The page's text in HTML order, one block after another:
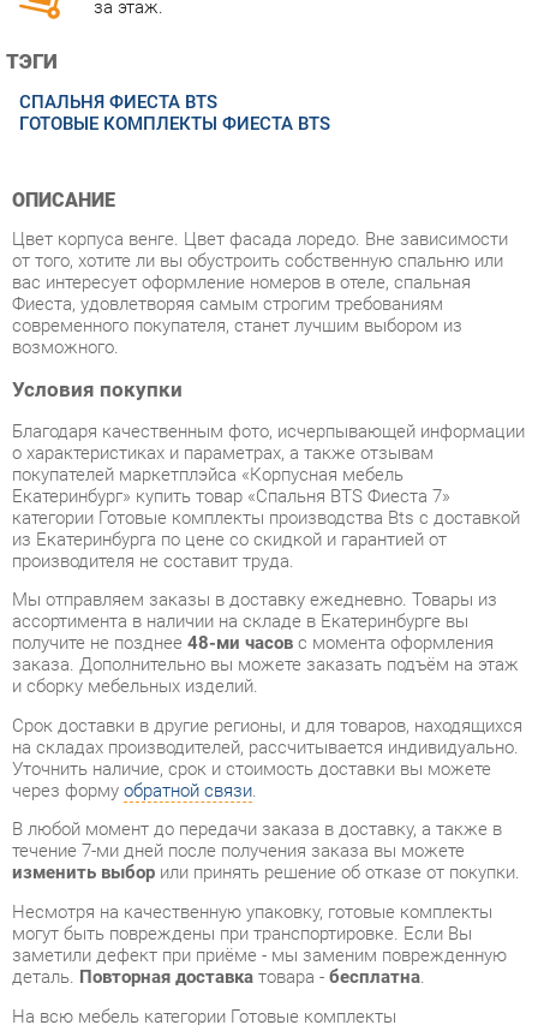
ГОТОВЫЕ КОМПЛЕКТЫ ФИЕСТА BTS
ОПИСАНИЕ
от того, хотите ли вы обустроить собственную спальню или
Фиеста, удовлетворяя самым строгим требованиям
современного покупателя, станет лучшим выбором из
возможного.
Условия покупки
Благодаря качественным фото, исчерпывающей информации
о характеристиках и параметрах, а также отзывам
покупателей маркетплэйса «Корпусная мебель
Екатеринбург» купить товар «Спальня BTS Фиеста 7»
категории Готовые комплекты производства Bts с доставкой
из Екатеринбурга по цене со скидкой и гарантией от
производителя не составит труда.
Мы отправляем заказы в доставку ежедневно. Товары из
ассортимента в наличии на складе в Екатеринбурге вы
получите не позднее48-ми часовс момента оформления
и сборку мебельных изделий.
Срок доставки в другие регионы, и для товаров, находящихся
на складах производителей, рассчитывается индивидуально.
Уточнить наличие, срок и стоимость доставки вы можете
В любой момент до передачи заказа в доставку, а также в
течение 7-ми дней после получения заказа вы можете
изменить выборили принять решение об отказе от покупки.
Несмотря на качественную упаковку, готовые комплекты
могут быть повреждены при транспортировке. Если Вы
заметили дефект при приёме - мы заменим поврежденную
деталь.Повторная доставка товара -бесплатна.
На всю мебель категории Готовые комплекты
распространяетсягарантия 1 год, а на некоторые модели – 2
года с момента приобретения.
производстваBts, соответствующее современному